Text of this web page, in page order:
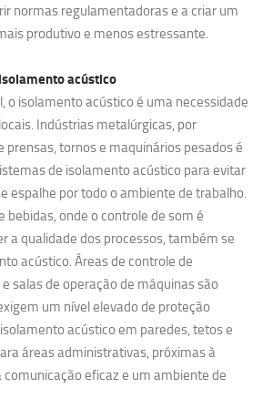
normas regulamentadoras e a criar um
produtivo e menos estressante.
isolamento acústico
o isolamento acústico é uma necessidade
Indústrias metalúrgicas, por
prensas, tornos e maquinários pesados é
de isolamento acústico para evitar
espalhe por todo o ambiente de trabalho.
bebidas, onde o controle de som é
a qualidade dos processos, também se
acústico. Áreas de controle de
salas de operação de máquinas são
um nível elevado de proteção
acústico em paredes, tetos e
áreas administrativas, próximas à
eficaz e um ambiente de